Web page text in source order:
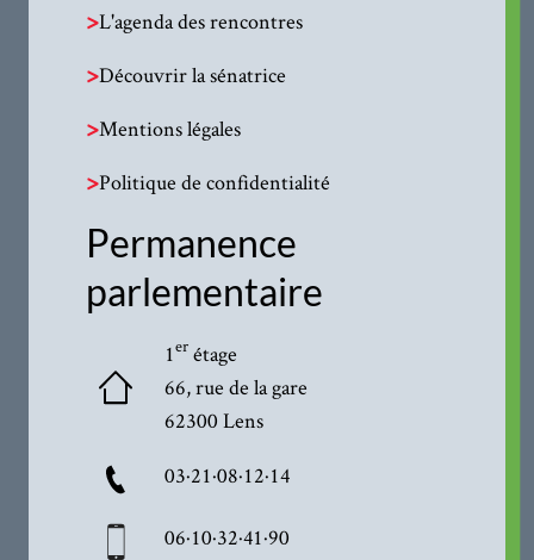
>L'agenda des rencontres
>Découvrir la sénatrice
>Mentions légales
>Politique de confidentialité
Permanence
parlementaire
1erétage
66, rue de la gare
62300 Lens
03·21·08·12·14
06·10·32·41·90